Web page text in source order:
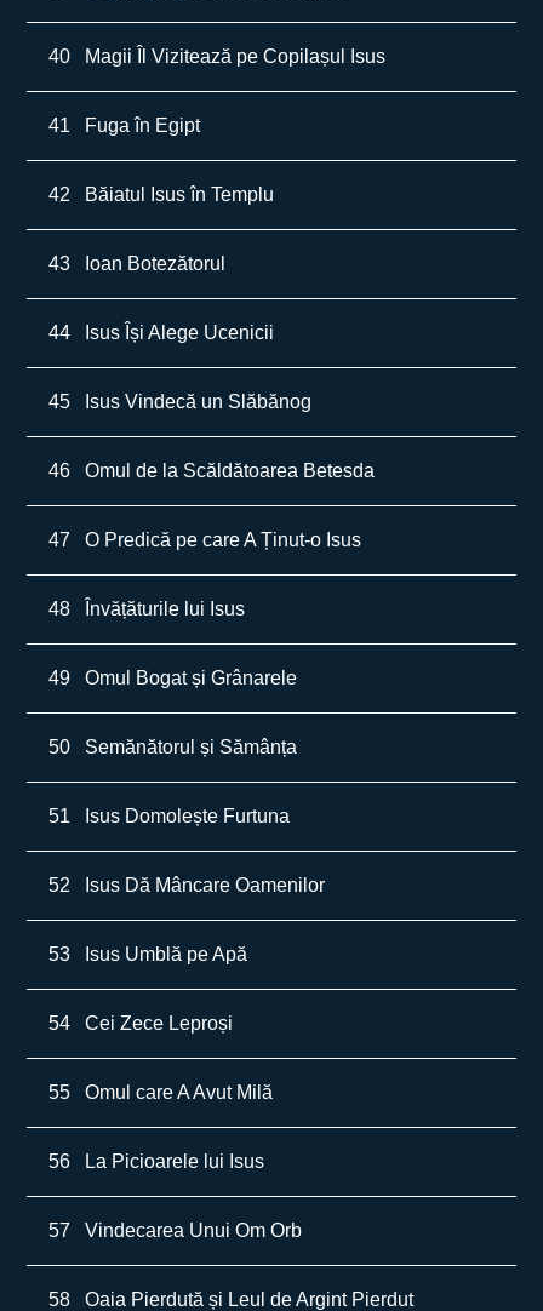
40 Magii Îl Vizitează pe Copilașul Isus
41 Fuga în Egipt
42 Băiatul Isus în Templu
43 Ioan Botezătorul
44 Isus Își Alege Ucenicii
45 Isus Vindecă un Slăbănog
46 Omul de la Scăldătoarea Betesda
47 O Predică pe care A Ținut-o Isus
48 Învățăturile lui Isus
49 Omul Bogat și Grânarele
50 Semănătorul și Sămânța
51 Isus Domolește Furtuna
52 Isus Dă Mâncare Oamenilor
53 Isus Umblă pe Apă
54 Cei Zece Leproși
55 Omul care A Avut Milă
56 La Picioarele lui Isus
57 Vindecarea Unui Om Orb
58 Oaia Pierdută și Leul de Argint Pierdut